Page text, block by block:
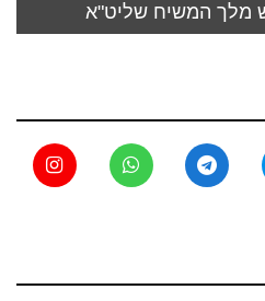
מלך המשיח שליט"א